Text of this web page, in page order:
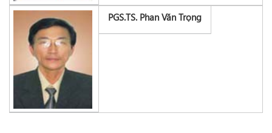
PGS.TS. Phan Văn Trọng